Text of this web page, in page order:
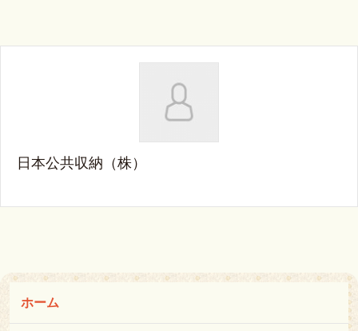
日本公共収納（株）
ホーム